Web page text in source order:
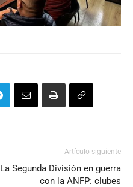
Artículo siguiente
La Segunda División en guerra
con la ANFP: clubes